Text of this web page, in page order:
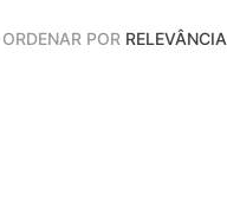
ORDENAR POR RELEVÂNCIA